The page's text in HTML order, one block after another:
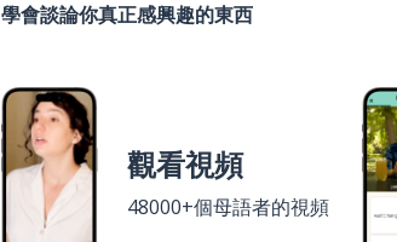
學會談論你真正感興趣的東西
觀看視頻
48000+個母語者的視頻